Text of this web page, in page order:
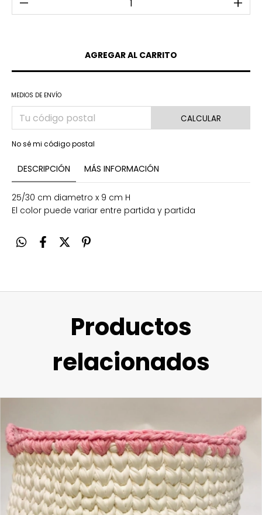
MEDIOS DE ENVÍO
CALCULAR
No sé mi código postal
DESCRIPCIÓN MÁS INFORMACIÓN
25/30 cm diametro x 9 cm H
El color puede variar entre partida y partida
Productos
relacionados